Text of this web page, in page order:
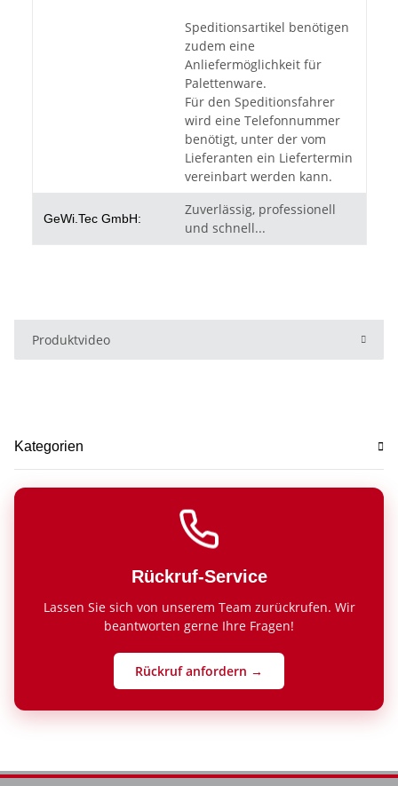
Speditionsartikel benötigen
zudem eine
Anliefermöglichkeit für
Palettenware.
Für den Speditionsfahrer
wird eine Telefonnummer
benötigt, unter der vom
Lieferanten ein Liefertermin
vereinbart werden kann.
GeWi.Tec GmbH:
Zuverlässig, professionell
und schnell...
Produktvideo
Kategorien
Rückruf-Service
Lassen Sie sich von unserem Team zurückrufen. Wir
beantworten gerne Ihre Fragen!
Rückruf anfordern →